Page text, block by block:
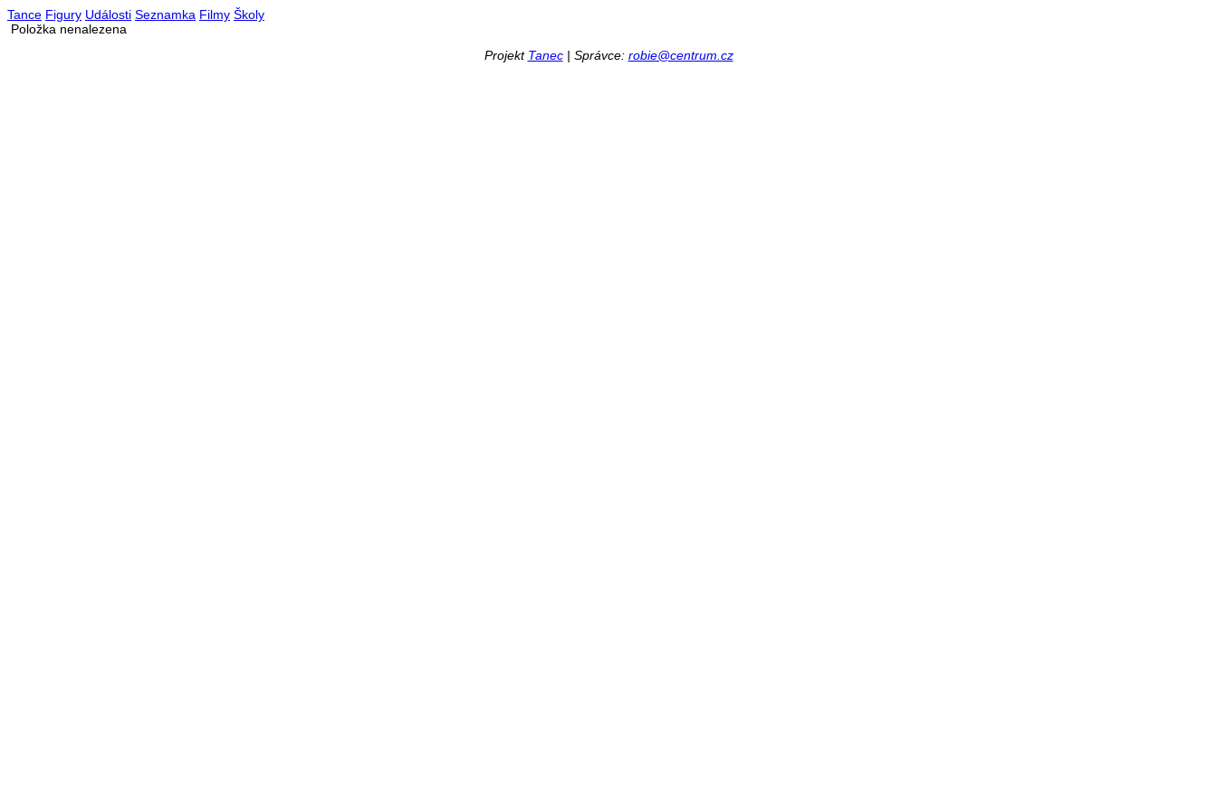
Tance Figury Události Seznamka Filmy Školy
Položka nenalezena
Projekt Tanec| Správce: robie@centrum.cz